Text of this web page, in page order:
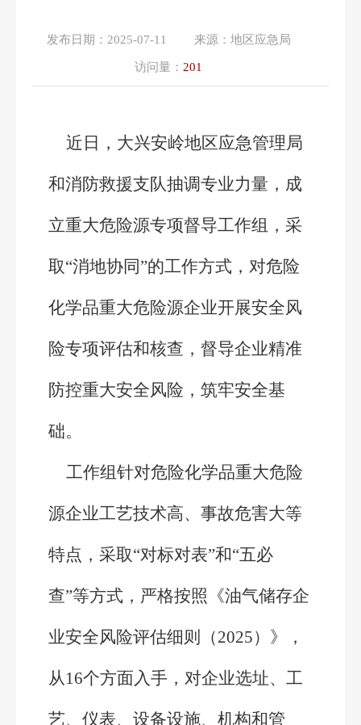
发布日期： 2025-07-11 来源： 地区应急局
访问量： 201
近日，大兴安岭地区应急管理局
和消防救援支队抽调专业力量，成
立重大危险源专项督导工作组，采
取“消地协同”的工作方式，对危险
化学品重大危险源企业开展安全风
险专项评估和核查，督导企业精准
防控重大安全风险，筑牢安全基
础。
工作组针对危险化学品重大危险
源企业工艺技术高、事故危害大等
特点，采取“对标对表”和“五必
查”等方式，严格按照《油气储存企
业安全风险评估细则（2025）》，
从16个方面入手，对企业选址、工
艺、仪表、设备设施、机构和管